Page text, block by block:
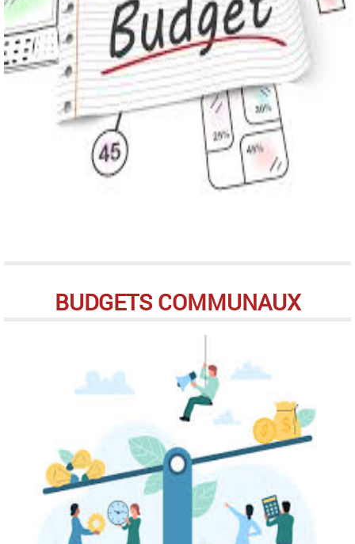
BUDGETS COMMUNAUX